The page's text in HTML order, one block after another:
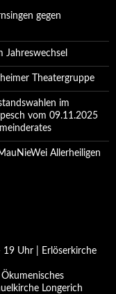
gegen
Theatergruppe
im
vom 09.11.2025
Allerheiligen
19 Uhr | Erlöserkirche
Longerich